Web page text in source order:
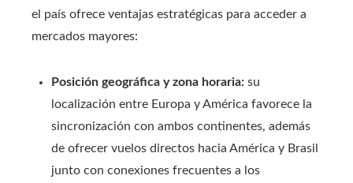
el país ofrece ventajas estratégicas para acceder a
mercados mayores:
Posición geográfica y zona horaria: su
localización entre Europa y América favorece la
sincronización con ambos continentes, además
de ofrecer vuelos directos hacia América y Brasil
junto con conexiones frecuentes a los